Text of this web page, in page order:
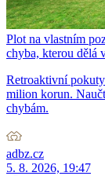
Plot na vlastním
chyba, kterou dělá
Retroaktivní
milion korun.
chybám.
adbz.cz
5. 8. 2026, 19:47